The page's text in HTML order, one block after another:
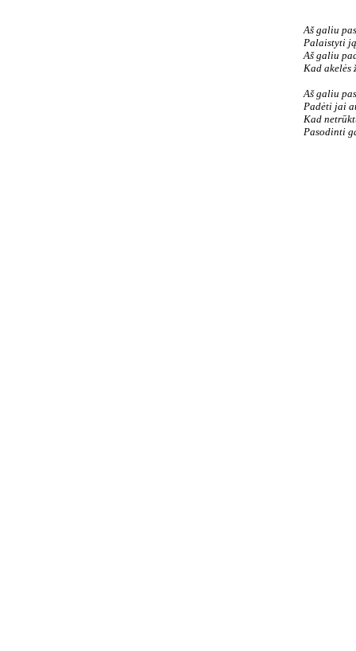
Aš galiu
Palaistyti
Aš galiu
Kad akelės
Aš galiu
Padėti jai
Kad
Pasodinti